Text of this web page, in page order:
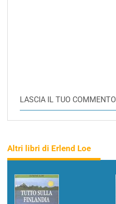
LASCIA IL TUO COMMENTO
Altri libri di Erlend Loe